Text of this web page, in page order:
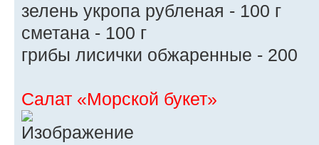
зелень укропа рубленая - 100 г
сметана - 100 г
грибы лисички обжаренные - 200
Салат «Морской букет»